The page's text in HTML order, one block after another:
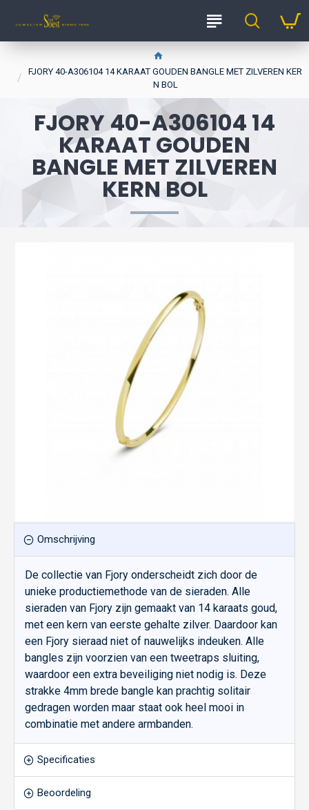
FJORY 40-A306104 14 KARAAT GOUDEN BANGLE MET ZILVEREN KER
N BOL
FJORY 40-A306104 14
KARAAT GOUDEN
BANGLE MET ZILVEREN
KERN BOL
Omschrijving
De collectie van Fjory onderscheidt zich door de
unieke productiemethode van de sieraden. Alle
sieraden van Fjory zijn gemaakt van 14 karaats goud,
met een kern van eerste gehalte zilver. Daardoor kan
een Fjory sieraad niet of nauwelijks indeuken. Alle
bangles zijn voorzien van een tweetraps sluiting,
waardoor een extra beveiliging niet nodig is. Deze
strakke 4mm brede bangle kan prachtig solitair
gedragen worden maar staat ook heel mooi in
combinatie met andere armbanden.
Specificaties
Beoordeling